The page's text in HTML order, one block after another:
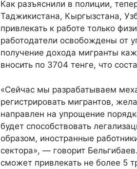
Как разъяснили в полиции,
Таджикистана, Кыргызстана,
привлекать к работе только
работодатели освобождены от
получение дохода мигранты
вносить по 3704 тенге, что
«Сейчас мы разрабатываем
регистрировать мигрантов,
направлен на упрощение
будет способствовать
образом, иностранные
сектора», — говорит
сможет привлекать не более 5